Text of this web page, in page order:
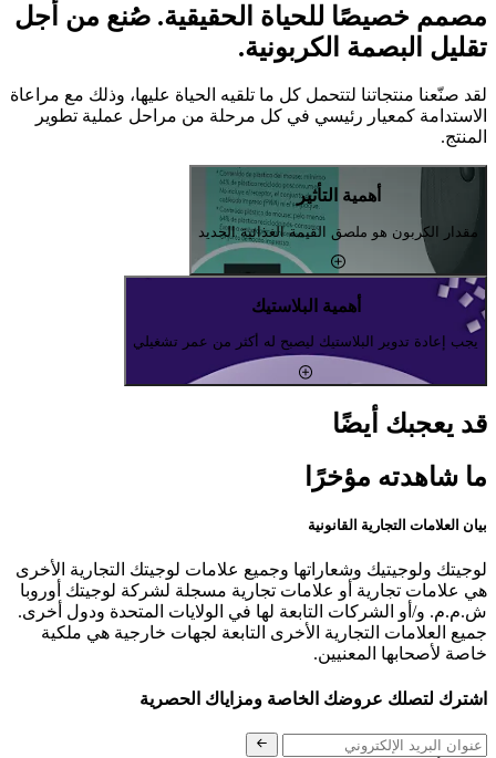
مصمم خصيصًا للحياة الحقيقية. صُنع من أجل
تقليل البصمة الكربونية.
لقد صنّعنا منتجاتنا لتتحمل كل ما تلقيه الحياة عليها، وذلك مع مراعاة
الاستدامة كمعيار رئيسي في كل مرحلة من مراحل عملية تطوير
المنتج.
أهمية التأثير
مقدار الكربون هو ملصق القيمة الغذائية الجديد
أهمية البلاستيك
يجب إعادة تدوير البلاستيك ليصبح له أكثر من عمر تشغيلي
قد يعجبك أيضًا
ما شاهدته مؤخرًا
بيان العلامات التجارية القانونية
لوجيتك ولوجيتيك وشعاراتها وجميع علامات لوجيتك التجارية الأخرى
هي علامات تجارية أو علامات تجارية مسجلة لشركة لوجيتك أوروبا
ش.م.م. و/أو الشركات التابعة لها في الولايات المتحدة ودول أخرى.
جميع العلامات التجارية الأخرى التابعة لجهات خارجية هي ملكية
خاصة لأصحابها المعنيين.
اشترك لتصلك عروضك الخاصة ومزاياك الحصرية